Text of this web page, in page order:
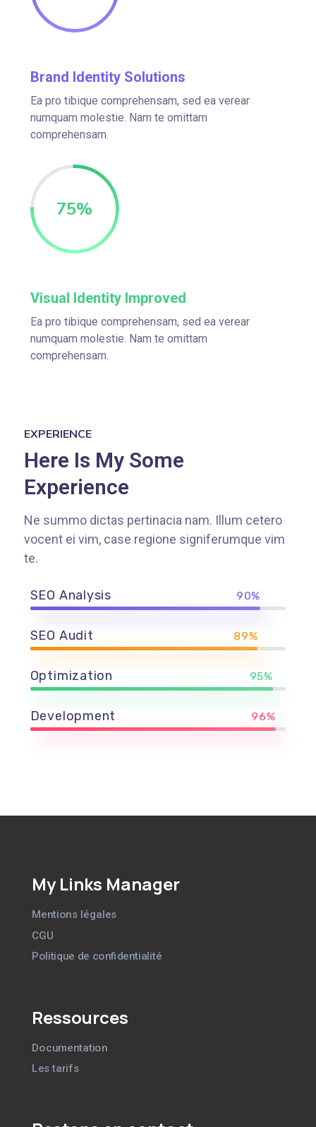
Brand Identity Solutions
Ea pro tibique comprehensam, sed ea verear
numquam molestie. Nam te omittam
comprehensam.
75%
Visual Identity Improved
Ea pro tibique comprehensam, sed ea verear
numquam molestie. Nam te omittam
comprehensam.
EXPERIENCE
Here Is My Some
Experience
Ne summo dictas pertinacia nam. Illum cetero
vocent ei vim, case regione signiferumque vim
te.
SEO Analysis 90%
SEO Audit 89%
Optimization 95%
Development 96%
My Links Manager
Mentions légales
CGU
Politique de confidentialité
Ressources
Documentation
Les tarifs